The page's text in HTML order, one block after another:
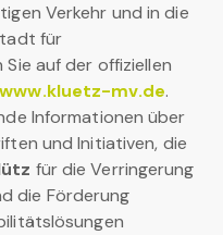
Verkehr und in die
für
auf der offiziellen
mv.de.
Informationen über
und Initiativen, die
für die Verringerung
die Förderung